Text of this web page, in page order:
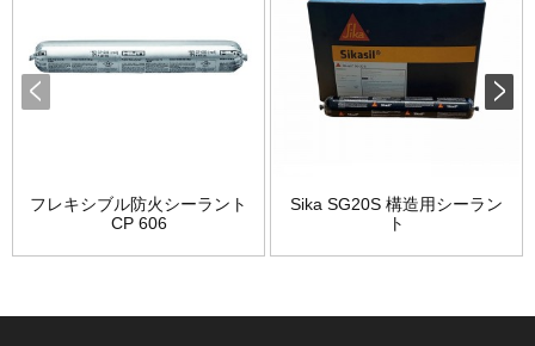
フレキシブル防火シーラント
CP 606
Sika SG20S 構造用シーラン
ト